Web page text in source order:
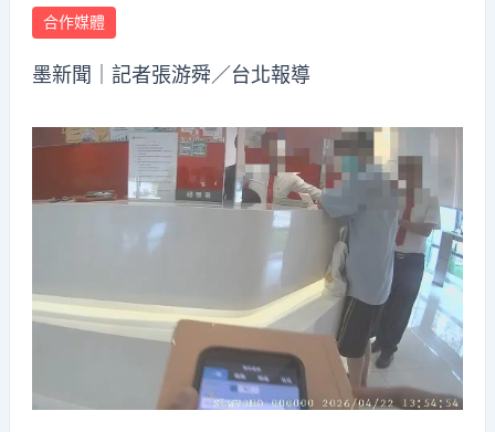
合作媒體
墨新聞 ｜記者張游舜／台北報導